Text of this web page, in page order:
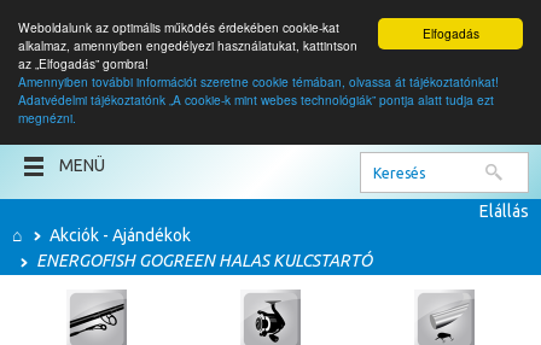
Elfogadás
Weboldalunk az optimális működés érdekében cookie-kat
alkalmaz, amennyiben engedélyezi használatukat, kattintson
az „Elfogadás” gombra!
Amennyiben további információt szeretne cookie témában, olvassa át tájékoztatónkat!
Adatvédelmi tájékoztatónk „A cookie-k mint webes technológiák” pontja alatt tudja ezt
megnézni.
0termék
MENÜ
Elállás
⌂
Akciók - Ajándékok
ENERGOFISH GOGREEN HALAS KULCSTARTÓ